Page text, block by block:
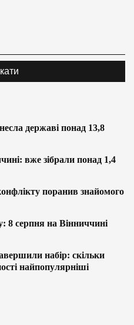
державі понад 13,8
вже зібрали понад 1,4
поранив знайомого
8 серпня на Вінниччині
набір: скільки
найпопулярніші